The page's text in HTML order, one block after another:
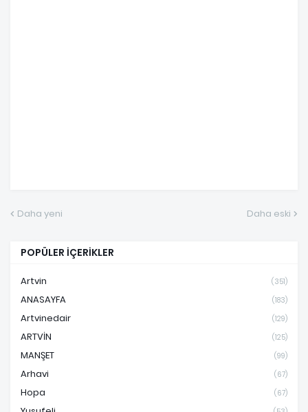
Daha yeni Daha eski
POPÜLER İÇERİKLER
Artvin (351)
ANASAYFA (183)
Artvinedair (129)
ARTVİN (125)
MANŞET (99)
Arhavi (67)
Hopa (67)